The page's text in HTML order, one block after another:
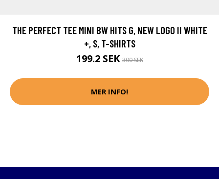
THE PERFECT TEE MINI BW HITS G, NEW LOGO II WHITE
+, S, T-SHIRTS
199.2 SEK300 SEK
MER INFO!